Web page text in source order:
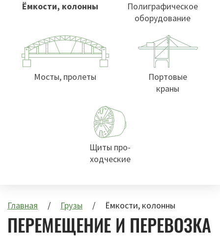
Ёмкости, колонны
Полиграфическое
оборудование
Мосты, пролеты
Портовые
краны
Щиты про-
ходческие
Главная Грузы Ёмкости, колонны
ПЕРЕМЕЩЕНИЕ И ПЕРЕВОЗКА